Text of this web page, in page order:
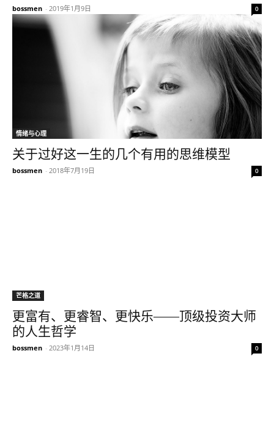
bossmen - 2019年1月9日 0
情绪与心理
关于过好这一生的几个有用的思维模型
bossmen - 2018年7月19日 0
芒格之道
更富有、更睿智、更快乐——顶级投资大师
的人生哲学
bossmen - 2023年1月14日 0